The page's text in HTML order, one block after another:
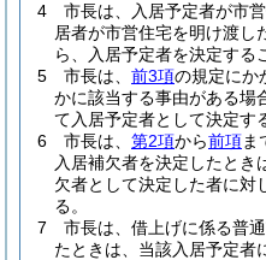
4
市長は、入居予定者が市
居者が市営住宅を明け渡し
ら、入居予定者を決定する
5
市長は、 前3項の規定にか
かに該当する事由がある場
て入居予定者として決定す
6
市長は、 第2項から前項ま
入居補欠者を決定したとき
欠者として決定した者に対
る。
7
市長は、借上げに係る普
たときは、当該入居予定者